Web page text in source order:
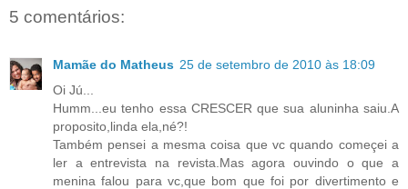
5 comentários:
Mamãe do Matheus 25 de setembro de 2010 às 18:09
Oi Jú...
Humm...eu tenho essa CRESCER que sua aluninha saiu.A
proposito,linda ela,né?!
Também pensei a mesma coisa que vc quando começei a
ler a entrevista na revista.Mas agora ouvindo o que a
menina falou para vc,que bom que foi por divertimento e